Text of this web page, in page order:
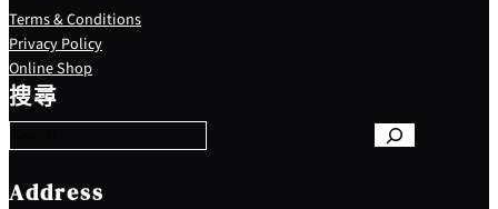
Terms & Conditions
Privacy Policy
Online Shop
搜尋
S
e
a
c
h
Address